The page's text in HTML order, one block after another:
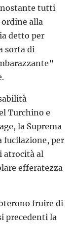
tutti
alla
detto per
sorta di
Turchino e
la Suprema
fucilazione, per
atrocità al
efferatezza
fruire di
precedenti la